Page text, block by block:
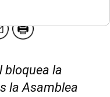
bloquea la
la Asamblea